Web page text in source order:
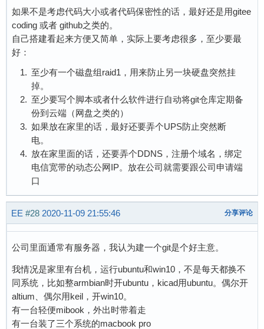
如果不是考虑代码大小或者代码保密性的话，最好还是用gitee
coding 或者 github之类的。
自己搭建看起来方便又简单，实际上要考虑很多，至少要最
好：
至少有一个磁盘组raid1，用来防止另一块硬盘突然挂
掉。
至少要写个脚本或者什么软件进行自动将git仓库定期备
份到云端（网盘之类的）
如果放在家里的话，最好还要弄个UPS防止突然断
电。
放在家里面的话，还要弄个DDNS，注册个域名，绑定
电信宽带的动态公网IP。放在公司就需要跟公司申请端
口
EE #28 2020-11-09 21:55:46 分享评论
公司里面通常有服务器，我认为建一个git是个好主意。
我情况是家里有台机，运行ubuntu和win10，不是每天都换不
同系统，比如整armbian时开ubuntu，kicad用ubuntu。偶尔开
altium、偶尔用keil，开win10。
有一台轻便mibook，外出时带着走
有一台装了三个系统的macbook pro